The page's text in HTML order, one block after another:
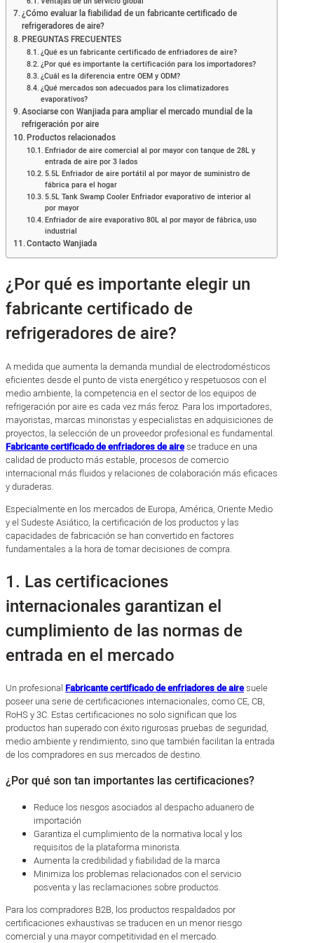
¿Cómo evaluar la fiabilidad de un fabricante certificado de
refrigeradores de aire?
PREGUNTAS FRECUENTES
¿Qué es un fabricante certificado de enfriadores de aire?
¿Por qué es importante la certificación para los importadores?
¿Cuál es la diferencia entre OEM y ODM?
¿Qué mercados son adecuados para los climatizadores
evaporativos?
Asociarse con Wanjiada para ampliar el mercado mundial de la
refrigeración por aire
Productos relacionados
Enfriador de aire comercial al por mayor con tanque de 28L y
entrada de aire por 3 lados
5.5L Enfriador de aire portátil al por mayor de suministro de
fábrica para el hogar
5.5L Tank Swamp Cooler Enfriador evaporativo de interior al
por mayor
Enfriador de aire evaporativo 80L al por mayor de fábrica, uso
industrial
Contacto Wanjiada
¿Por qué es importante elegir un
fabricante certificado de
refrigeradores de aire?
A medida que aumenta la demanda mundial de electrodomésticos
eficientes desde el punto de vista energético y respetuosos con el
medio ambiente, la competencia en el sector de los equipos de
refrigeración por aire es cada vez más feroz. Para los importadores,
mayoristas, marcas minoristas y especialistas en adquisiciones de
proyectos, la selección de un proveedor profesional es fundamental.
Fabricante certificado de enfriadores de airese traduce en una
calidad de producto más estable, procesos de comercio
internacional más fluidos y relaciones de colaboración más eficaces
y duraderas.
Especialmente en los mercados de Europa, América, Oriente Medio
y el Sudeste Asiático, la certificación de los productos y las
capacidades de fabricación se han convertido en factores
fundamentales a la hora de tomar decisiones de compra.
1. Las certificaciones
internacionales garantizan el
cumplimiento de las normas de
entrada en el mercado
Un profesional Fabricante certificado de enfriadores de airesuele
poseer una serie de certificaciones internacionales, como CE, CB,
RoHS y 3C. Estas certificaciones no solo significan que los
productos han superado con éxito rigurosas pruebas de seguridad,
medio ambiente y rendimiento, sino que también facilitan la entrada
de los compradores en sus mercados de destino.
¿Por qué son tan importantes las certificaciones?
Reduce los riesgos asociados al despacho aduanero de
importación
Garantiza el cumplimiento de la normativa local y los
requisitos de la plataforma minorista.
Aumenta la credibilidad y fiabilidad de la marca
Minimiza los problemas relacionados con el servicio
posventa y las reclamaciones sobre productos.
Para los compradores B2B, los productos respaldados por
certificaciones exhaustivas se traducen en un menor riesgo
comercial y una mayor competitividad en el mercado.